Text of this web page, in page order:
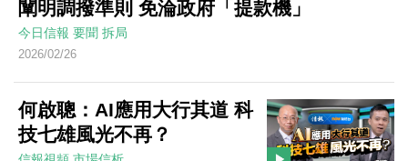
闡明調撥準則 免淪政府「提款機」
今日信報 要聞 拆局
2026/02/26
何啟聰：AI應用大行其道 科
技七雄風光不再？